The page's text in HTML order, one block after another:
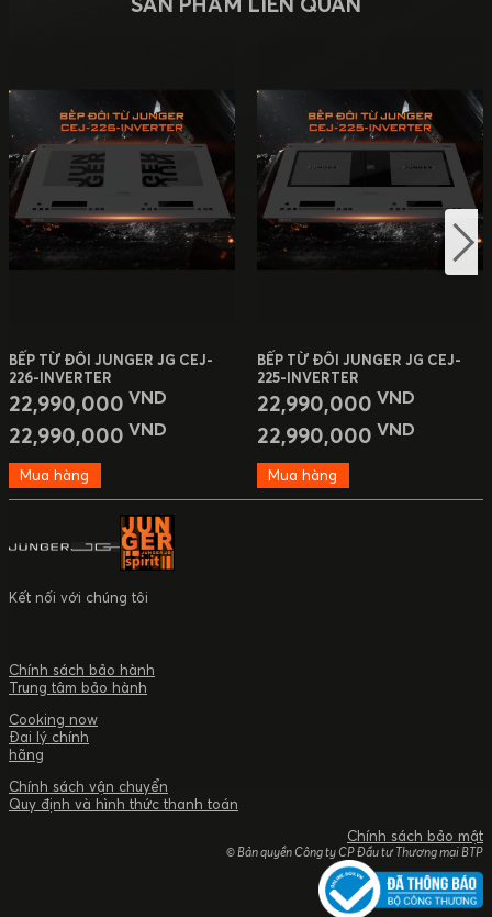
BẾP TỪ ĐÔI JUNGER JG CEJ-
226-INVERTER
22,990,000 VND
22,990,000 VND
Mua hàng
BẾP TỪ ĐÔI JUNGER JG CEJ-
225-INVERTER
22,990,000 VND
22,990,000 VND
Mua hàng
Kết nối với chúng tôi
Chính sách bảo hành
Trung tâm bảo hành
Cooking now
Đai lý chính
hãng
Chính sách vận chuyển
Quy định và hình thức thanh toán
Chính sách bảo mật
© Bản quyền Công ty CP Đầu tư Thương mại BTP